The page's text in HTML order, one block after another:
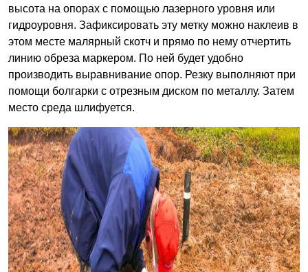
высота на опорах с помощью лазерного уровня или
гидроуровня. Зафиксировать эту метку можно наклеив в
этом месте малярный скотч и прямо по нему отчертить
линию обреза маркером. По ней будет удобно
производить выравнивание опор. Резку выполняют при
помощи болгарки с отрезным диском по металлу. Затем
место среда шлифуется.